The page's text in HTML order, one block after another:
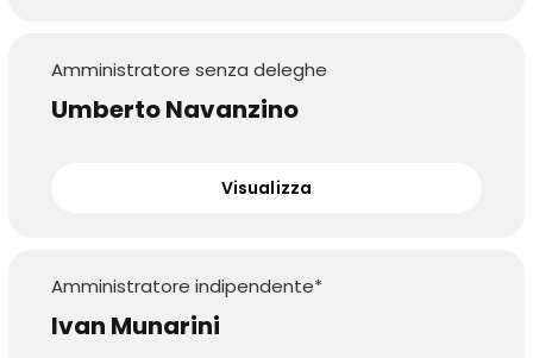
Amministratore senza deleghe
Umberto Navanzino
Visualizza
Amministratore indipendente*
Ivan Munarini